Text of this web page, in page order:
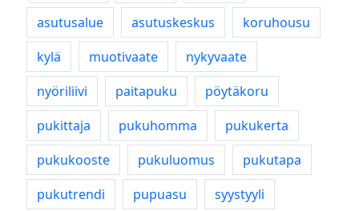
asutusalue
asutuskeskus
koruhousu
kylä
muotivaate
nykyvaate
nyöriliivi
paitapuku
pöytäkoru
pukittaja
pukuhomma
pukukerta
pukukooste
pukuluomus
pukutapa
pukutrendi
pupuasu syystyyli